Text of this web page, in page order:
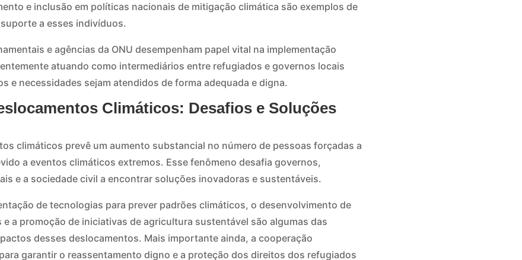
e inclusão em políticas nacionais de mitigação climática são exemplos de
a esses indivíduos.
e agências da ONU desempenham papel vital na implementação
atuando como intermediários entre refugiados e governos locais
e necessidades sejam atendidos de forma adequada e digna.
Climáticos: Desafios e Soluções
climáticos prevê um aumento substancial no número de pessoas forçadas a
a eventos climáticos extremos. Esse fenômeno desafia governos,
e a sociedade civil a encontrar soluções inovadoras e sustentáveis.
de tecnologias para prever padrões climáticos, o desenvolvimento de
a promoção de iniciativas de agricultura sustentável são algumas das
desses deslocamentos. Mais importante ainda, a cooperação
garantir o reassentamento digno e a proteção dos direitos dos refugiados